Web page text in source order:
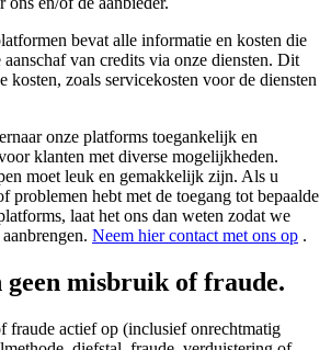
bevat alle informatie en kosten die
van credits via onze diensten. Dit
kosten, zoals servicekosten voor de diensten
onze platforms toegankelijk en
klanten met diverse mogelijkheden.
moet leuk en gemakkelijk zijn. Als u
problemen hebt met de toegang tot bepaalde
laat het ons dan weten zodat we
Neem hier contact met ons op .
misbruik of fraude.
fraude actief op (inclusief onrechtmatig